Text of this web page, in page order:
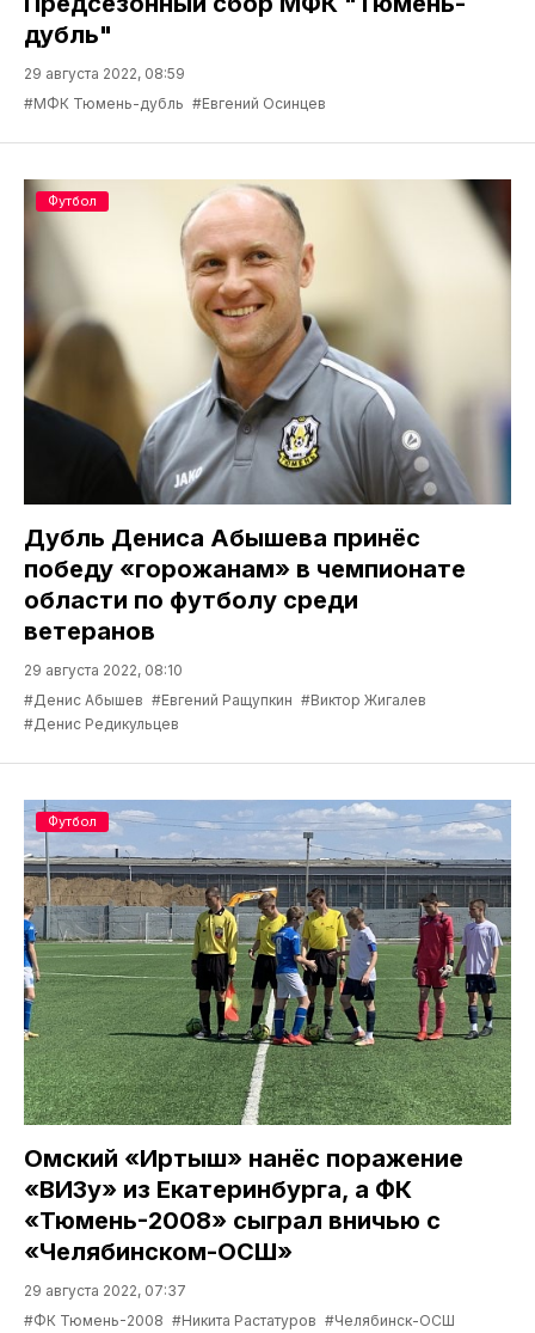
дубль"
29 августа 2022, 08:59
#МФК Тюмень-дубль #Евгений Осинцев
Дубль Дениса Абышева принёс
победу «горожанам» в чемпионате
области по футболу среди
ветеранов
29 августа 2022, 08:10
#Денис Абышев #Евгений Ращупкин #Виктор Жигалев
#Денис Редикульцев
Футбол
Омский «Иртыш» нанёс поражение
«ВИЗу» из Екатеринбурга, а ФК
«Тюмень-2008» сыграл вничью с
«Челябинском-ОСШ»
29 августа 2022, 07:37
#ФК Тюмень-2008 #Никита Растатуров #Челябинск-ОСШ
Футбол